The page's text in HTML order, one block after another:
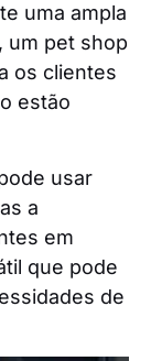
uma ampla
um pet shop
os clientes
estão
usar
a
em
que pode
de